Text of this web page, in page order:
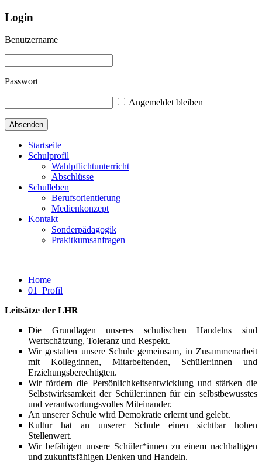
Login
Benutzername
Passwort
Angemeldet bleiben
Startseite
Schulprofil
Wahlpflichtunterricht
Abschlüsse
Schulleben
Berufsorientierung
Medienkonzept
Kontakt
Sonderpädagogik
Prakitkumsanfragen
Home
01_Profil
Leitsätze der LHR
Die Grundlagen unseres schulischen Handelns sind
Wertschätzung, Toleranz und Respekt.
Wir gestalten unsere Schule gemeinsam, in Zusammenarbeit
mit Kolleg:innen, Mitarbeitenden, Schüler:innen und
Erziehungsberechtigten.
Wir fördern die Persönlichkeitsentwicklung und stärken die
Selbstwirksamkeit der Schüler:innen für ein selbstbewusstes
und verantwortungsvolles Miteinander.
An unserer Schule wird Demokratie erlernt und gelebt.
Kultur hat an unserer Schule einen sichtbar hohen
Stellenwert.
Wir befähigen unsere Schüler*innen zu einem nachhaltigen
und zukunftsfähigen Denken und Handeln.